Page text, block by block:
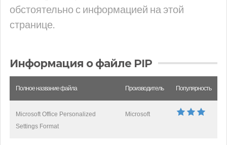
обстоятельно с информацией на этой
странице.
Информация о файле PIP
Полное название файла Производитель Популярность
Microsoft Office Personalized
Settings Format
Microsoft